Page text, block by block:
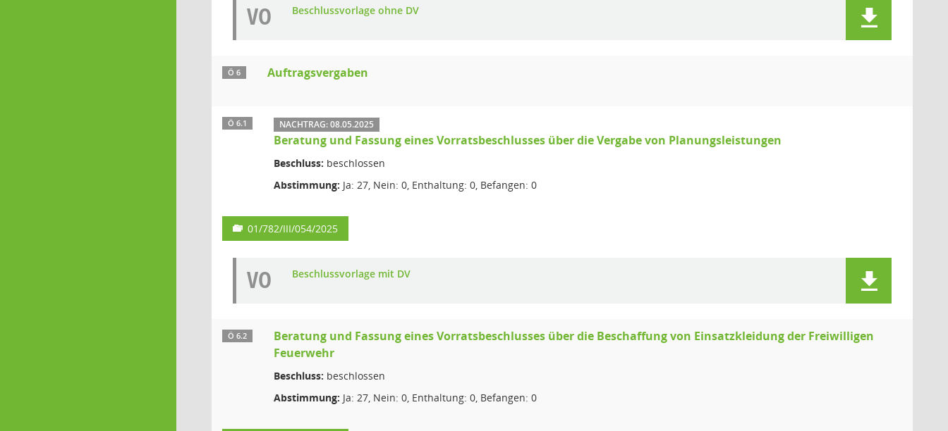
VO Beschlussvorlage ohne DV
Ö 6 Auftragsvergaben
Ö 6.1 NACHTRAG: 08.05.2025
Beratung und Fassung eines Vorratsbeschlusses über die Vergabe von Planungsleistungen
Beschluss: beschlossen
Abstimmung: Ja: 27, Nein: 0, Enthaltung: 0, Befangen: 0
01/782/III/054/2025
VO Beschlussvorlage mit DV
Ö 6.2
Beratung und Fassung eines Vorratsbeschlusses über die Beschaffung von Einsatzkleidung der Freiwilligen
Feuerwehr
Beschluss: beschlossen
Abstimmung: Ja: 27, Nein: 0, Enthaltung: 0, Befangen: 0